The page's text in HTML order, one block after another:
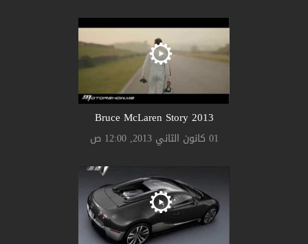
Bruce McLaren Story 2013
01 كانون الثاني 2013, 12:00 ص